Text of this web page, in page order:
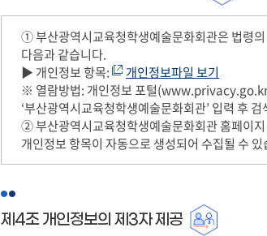
① 부산광역시교육청학생예술문화회관은 법령
다음과 같습니다.
▶ 개인정보 항목:
개인정보파일 보기
※ 열람방법: 개인정보 포털(www.privacy.go.kr)
‘부산광역시교육청학생예술문화회관’ 입력 후 검
② 부산광역시교육청학생예술문화회관 홈페이
개인정보 항목이 자동으로 생성되어 수집될 수 있
제4조 개인정보의 제3자 제공